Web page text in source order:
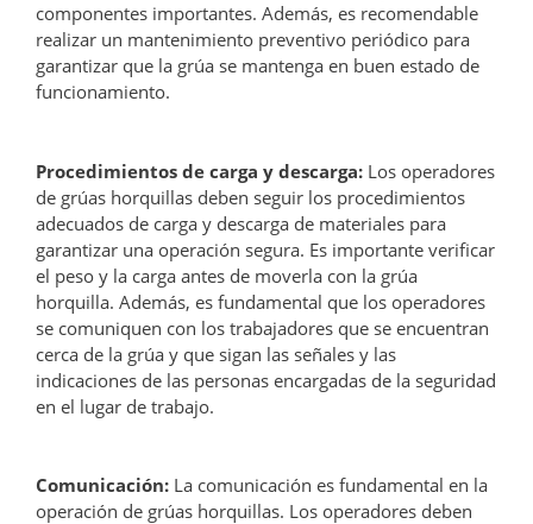
componentes importantes. Además, es recomendable
realizar un mantenimiento preventivo periódico para
garantizar que la grúa se mantenga en buen estado de
funcionamiento.
Procedimientos de carga y descarga: Los operadores
de grúas horquillas deben seguir los procedimientos
adecuados de carga y descarga de materiales para
garantizar una operación segura. Es importante verificar
el peso y la carga antes de moverla con la grúa
horquilla. Además, es fundamental que los operadores
se comuniquen con los trabajadores que se encuentran
cerca de la grúa y que sigan las señales y las
indicaciones de las personas encargadas de la seguridad
en el lugar de trabajo.
Comunicación: La comunicación es fundamental en la
operación de grúas horquillas. Los operadores deben